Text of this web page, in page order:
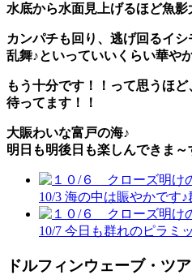
水底から水面見上げるほど魚影
カンパチも回り、逃げ回るイ
乱舞♪といっていいくらい華や
もう十分です！！って思うほ
待ってます！！
大賑わいな富戸の海♪
明日も明後日も楽しんできま～
10/3 海の中は賑やかです
10/7 今日も群れのピラ
ドルフィンウェーブ・ツ